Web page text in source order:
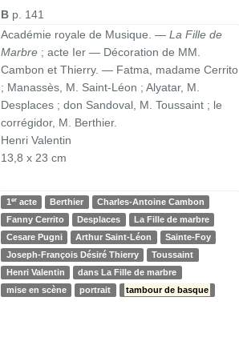
B p. 141
Académie royale de Musique. —La Fille de
Marbre ; acte Ier — Décoration de MM.
Cambon et Thierry. — Fatma, madame Cerrito
; Manassès, M. Saint-Léon ; Alyatar, M.
Desplaces ; don Sandoval, M. Toussaint ; le
corrégidor, M. Berthier.
Henri Valentin
13,8 x 23 cm
1 eracte Berthier
Charles-Antoine Cambon
Fanny Cerrito
Desplaces
La Fille de marbre
Cesare Pugni
Arthur Saint-Léon
Sainte-Foy
Joseph-François Désiré Thierry
Toussaint
Henri Valentin
dans La Fille de marbre
mise en scène
portrait tambour de basque